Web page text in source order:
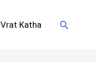
Vrat Katha Search